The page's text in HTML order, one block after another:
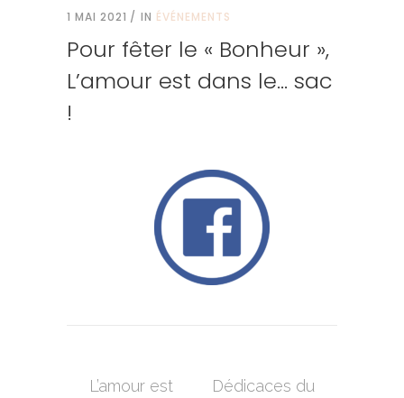
1 MAI 2021 IN ÉVÉNEMENTS
Pour fêter le « Bonheur »,
L’amour est dans le… sac
!
L’amour est
Dédicaces du